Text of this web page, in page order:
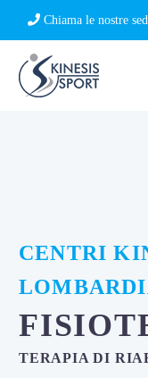
Chiama le nostre
CENTRI
TERAPIA DI